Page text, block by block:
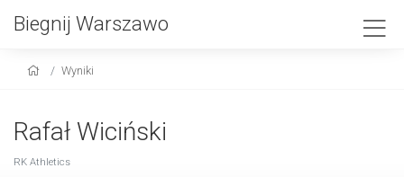
Biegnij Warszawo
Wyniki
Rafał Wiciński
RK Athletics